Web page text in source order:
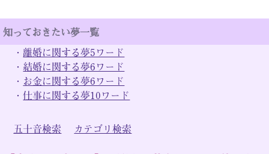
知っておきたい夢一覧
・ 離婚に関する夢5ワード
・ 結婚に関する夢6ワード
・ お金に関する夢6ワード
・仕事に関する夢10ワード
五十音検索 カテゴリ検索